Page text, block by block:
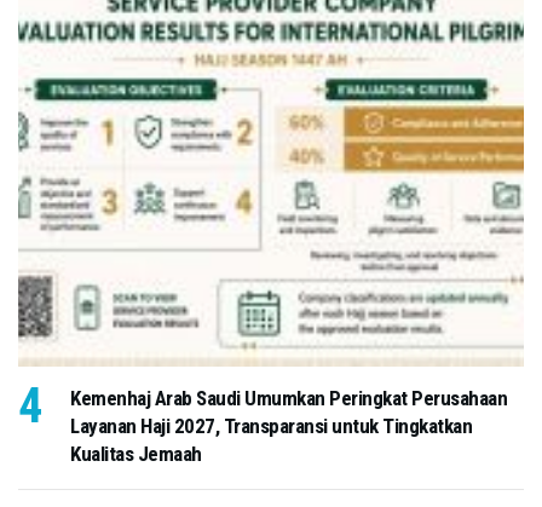
Kemenhaj Arab Saudi Umumkan Peringkat Perusahaan
Layanan Haji 2027, Transparansi untuk Tingkatkan
Kualitas Jemaah